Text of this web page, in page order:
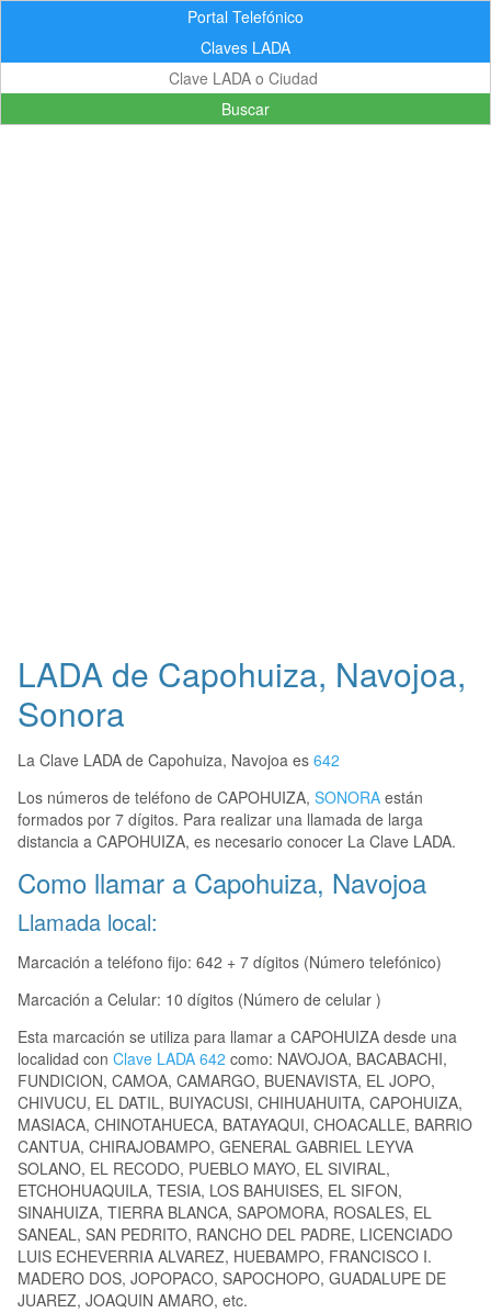
Portal Telefónico
Claves LADA
Buscar
LADA de Capohuiza, Navojoa,
Sonora
La Clave LADA de Capohuiza, Navojoa es 642
Los números de teléfono de CAPOHUIZA, SONORA están
formados por 7 dígitos. Para realizar una llamada de larga
distancia a CAPOHUIZA, es necesario conocer La Clave LADA.
Como llamar a Capohuiza, Navojoa
Llamada local:
Marcación a teléfono fijo: 642 + 7 dígitos (Número telefónico)
Marcación a Celular: 10 dígitos (Número de celular )
Esta marcación se utiliza para llamar a CAPOHUIZA desde una
localidad con Clave LADA 642 como: NAVOJOA, BACABACHI,
FUNDICION, CAMOA, CAMARGO, BUENAVISTA, EL JOPO,
CHIVUCU, EL DATIL, BUIYACUSI, CHIHUAHUITA, CAPOHUIZA,
MASIACA, CHINOTAHUECA, BATAYAQUI, CHOACALLE, BARRIO
CANTUA, CHIRAJOBAMPO, GENERAL GABRIEL LEYVA
SOLANO, EL RECODO, PUEBLO MAYO, EL SIVIRAL,
ETCHOHUAQUILA, TESIA, LOS BAHUISES, EL SIFON,
SINAHUIZA, TIERRA BLANCA, SAPOMORA, ROSALES, EL
SANEAL, SAN PEDRITO, RANCHO DEL PADRE, LICENCIADO
LUIS ECHEVERRIA ALVAREZ, HUEBAMPO, FRANCISCO I.
MADERO DOS, JOPOPACO, SAPOCHOPO, GUADALUPE DE
JUAREZ, JOAQUIN AMARO, etc.